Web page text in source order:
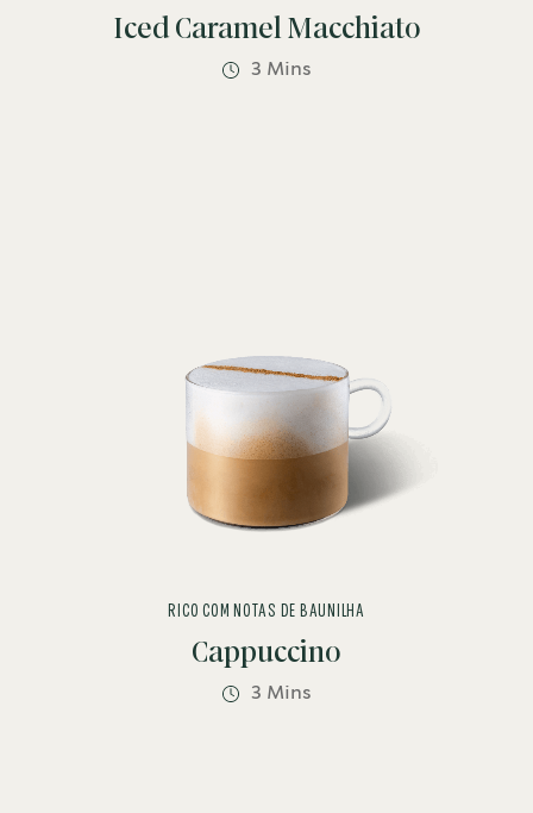
Iced Caramel Macchiato
3 Mins
Cappuccino
RICO COM NOTAS DE BAUNILHA
3 Mins